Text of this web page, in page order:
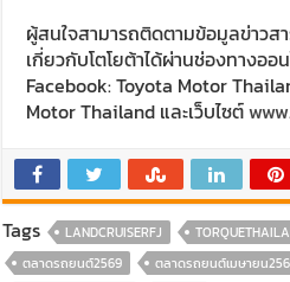
ผู้สนใจสามารถติดตามข้อมูลข่าวส
เกี่ยวกับโตโยต้าได้ผ่านช่องทางออ
Facebook: Toyota Motor
Motor Thailand และเว็บไซต์
Tags LANDCRUISERFJ
ตลาดรถยนต์2569
ตลาดรถยนต์เมษายน